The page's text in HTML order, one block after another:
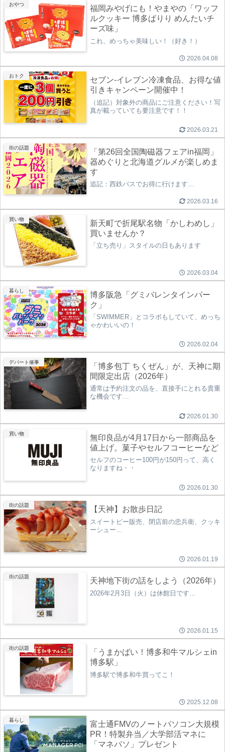
おやつ
福岡みやげにも！やまやの「ワッフ
ルクッキー 博多ぱりり めんたいチ
ーズ味」
これ、めっちゃ美味しい！（好き！）
2026.04.08
おトク
セブン-イレブン冷凍食品、お得な値
引きキャンペーン開催中！
（追記）対象外の商品にご注意ください！写
真が載っていても要注意です！！
2026.03.21
街の話題
「第26回全国陶磁器フェアin福岡」
器めぐりと北海道グルメが楽しめま
す
追記：西鉄バスでお得に行けます…
2026.03.16
買い物
新天町で折尾駅名物「かしわめし」
買いませんか？
「立ち売り」スタイルの日もあります
2026.03.04
暮らし
博多阪急「グミバレンタインパー
ク」
「SWIMMER」とコラボもしていて、めっち
ゃかわいいの！
2026.02.04
デパート催事
「博多包丁 ちくぜん」が、天神に期
間限定出店（2026年）
通常は予約注文の品を、直接手にとれる貴重
な機会です…
2026.01.30
買い物
無印良品が4月17日から一部商品を
値上げ。菓子やセルフコーヒーなど
セルフのコーヒー100円が150円って、高く
なりますね・・
2026.01.30
街の話題 【天神】お散歩日記
スイートピー販売、閉店前の忠兵衛、クッキ
ーシュー…
2026.01.19
街の話題 天神地下街の話をしよう（2026年）
2026年2月3日（火）は休館日です…
2026.01.15
街の話題
「うまかばい！博多和牛マルシェin
博多駅」
博多駅で博多和牛買ってこ！
2025.12.08
暮らし
富士通FMVのノートパソコン大規模
PR！特製弁当／大学部活マネに
「マネパソ」プレゼント